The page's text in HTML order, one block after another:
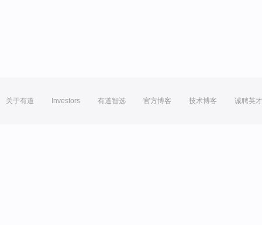
关于有道 Investors 有道智选 官方博客 技术博客 诚聘英才